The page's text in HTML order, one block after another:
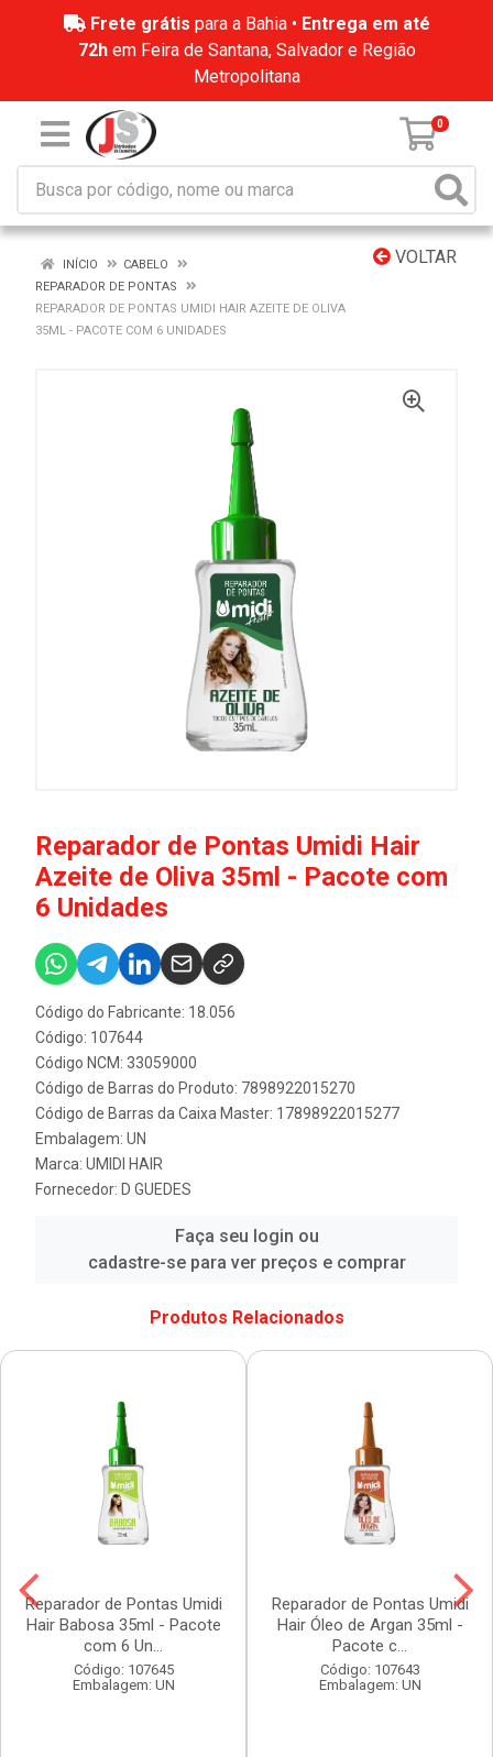
Frete grátis para a Bahia • Entrega em até
72hem Feira de Santana, Salvador e Região
Metropolitana
0
VOLTAR
INÍCIO
CABELO
REPARADOR DE PONTAS
REPARADOR DE PONTAS UMIDI HAIR AZEITE DE OLIVA
35ML - PACOTE COM 6 UNIDADES
Reparador de Pontas Umidi Hair
Azeite de Oliva 35ml - Pacote com
6 Unidades
Código do Fabricante: 18.056
Código: 107644
Código NCM: 33059000
Código de Barras do Produto: 7898922015270
Código de Barras da Caixa Master: 17898922015277
Embalagem: UN
Marca: UMIDI HAIR
Fornecedor: D GUEDES
Faça seu login ou
cadastre-se para ver preços e comprar
Produtos Relacionados
Reparador de Pontas Umidi
Hair Babosa 35ml - Pacote
com 6 Un...
Código: 107645
Embalagem: UN
Reparador de Pontas Umidi
Hair Óleo de Argan 35ml -
Pacote c...
Código: 107643
Embalagem: UN